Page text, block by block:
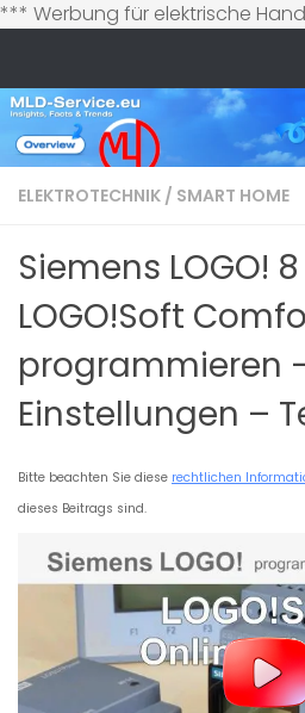
*** Werbung für elektrische
Inhalt
ELEKTROTECHNIK / SMART HOME
Siemens LOGO!
LOGO!Soft
programmieren
Einstellungen –
Bitte beachten Sie diese rechtlichen
dieses Beitrags sind.